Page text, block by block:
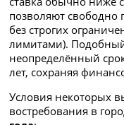
позволяют свободно
без строгих
лимитами).
неопределённый
лет, сохраняя
Условия некоторых
востребования в